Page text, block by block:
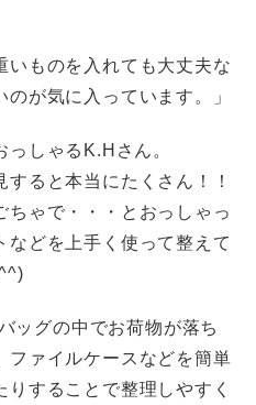
いものを入れても大丈夫な
が気に入っています。」
しゃるK.Hさん。
ると本当にたくさん！！
ちゃで・・・とおっしゃっ
などを上手く使って整えて
ッグの中でお荷物が落ち
ファイルケースなどを簡単
することで整理しやすく